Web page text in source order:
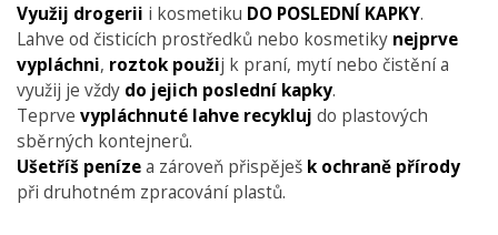
Využij drogerii i kosmetiku DO POSLEDNÍ KAPKY.
Lahve od čisticích prostředků nebo kosmetiky nejprve
vypláchni, roztok použij k praní, mytí nebo čistění a
využij je vždy do jejich poslední kapky.
Teprve vypláchnuté lahve recykluj do plastových
sběrných kontejnerů.
Ušetříš penízea zároveň přispěješ k ochraně přírody
při druhotném zpracování plastů.